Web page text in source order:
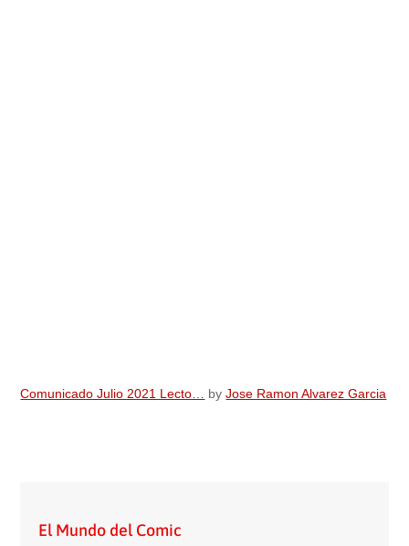
Comunicado Julio 2021 Lecto… byJose Ramon Alvarez Garcia
El Mundo del Comic